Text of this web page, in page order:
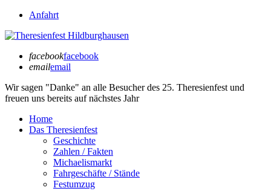
Anfahrt
facebookfacebook
emailemail
Wir sagen "Danke" an alle Besucher des 25. Theresienfest und
freuen uns bereits aufnächstes Jahr
Home
Das Theresienfest
Geschichte
Zahlen / Fakten
Michaelismarkt
Fahrgeschäfte / Stände
Festumzug